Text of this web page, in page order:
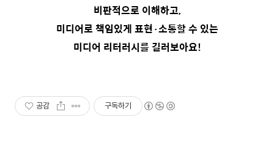
비판적으로 이해하고,
미디어로 책임있게 표현·소통할 수 있는
미디어 리터러시를 길러보아요!
공감 구독하기